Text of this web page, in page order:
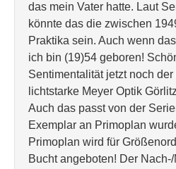
das mein Vater hatte. Laut
könnte das die zwischen
Praktika sein. Auch wenn
ich bin (19)54 geboren!
Sentimentalität jetzt noch
lichtstarke Meyer Optik
Auch das passt von der
Exemplar an Primoplan
Primoplan wird für
Bucht angeboten! Der